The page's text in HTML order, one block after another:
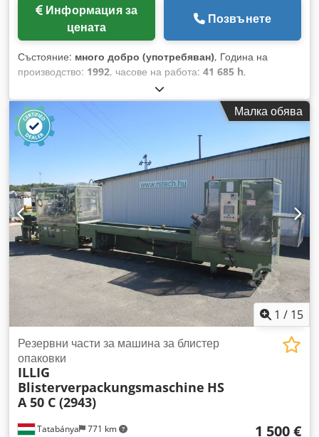
Информация за
цената
Позвънете
Състояние: много добро (употребяван), Година на
производство: 1992, часове на работа: 41 685 h,
Технически данни: Номинална мощност, kW: 11,3 Формова
площ, mm: 475 x 250 макс. ширина на фолиото, mm: 495
мин. ширина на фолиото, mm: 150 макс. дължина на
подаване, mm: 280 мин. дължина на подаване, mm: 50
макс. дълбочина на изтегляне/негатив, mm: 100 работен
цикъл/мин. - макс.: 48 разход на въздух/цикл при 6 bar: 100
Nl (сгъстен въздух) Отделяема топлинна енергия: само с
горно нагряване ок. 10 260 KJ/h с горно и долно нагряване
ок. 17 715 KJ/h Chodpfxoq A Um Re Ambsa Специално
оборудване: наличие на кух под Електрически шкаф:
включен
Малка обява
1 / 15
Tatabánya 771 km
Резервни части за машина за блистер
опаковки
ILLIG
Blisterverpackungsmaschine HS
A 50 C (2943)
1 500 €